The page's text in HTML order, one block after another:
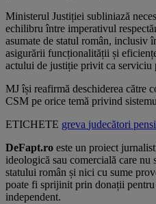
Ministerul Justiției subliniază
echilibru între imperativul
asumate de statul român, inclusiv
asigurării funcționalității și
actului de justiție privit ca serviciu
MJ își reafirmă deschiderea către
CSM pe orice temă privind
ETICHETE greva judecători
DeFapt.ro este un proiect
ideologică sau comercială care nu
statului român și nici cu sume
poate fi sprijinit prin donații
independent.